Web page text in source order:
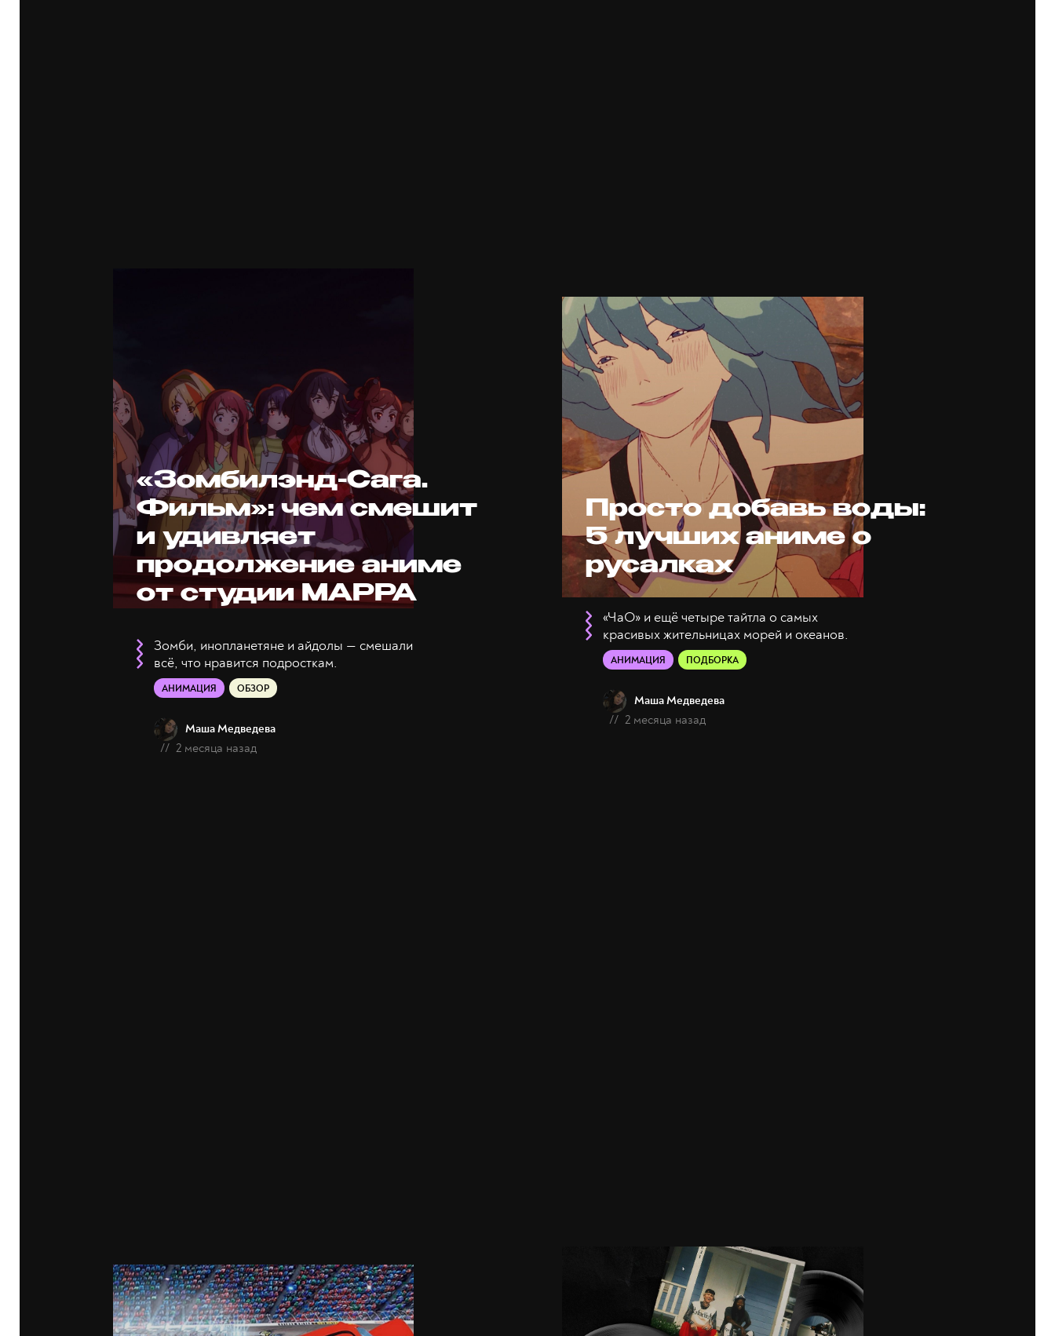
«Зомбилэнд-Сага.
Фильм»: чем смешит
и удивляет
продолжение аниме
от студии МАРРА
Зомби, инопланетяне и айдолы — смешали
всё, что нравится подросткам.
АНИМАЦИЯ ОБЗОР
Маша Медведева
// 2 месяца назад
Просто добавь воды:
5 лучших аниме о
русалках
«ЧаО» и ещё четыре тайтла о самых
красивых жительницах морей и океанов.
АНИМАЦИЯ ПОДБОРКА
Маша Медведева
//2 месяца назад